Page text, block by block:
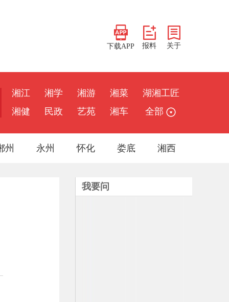
下载APP 报料 关于
湘江 湘学 湘游 湘菜
湖湘工匠
湘健
民政 艺苑 湘车 全部
州 永州 怀化 娄底 湘西
我要问